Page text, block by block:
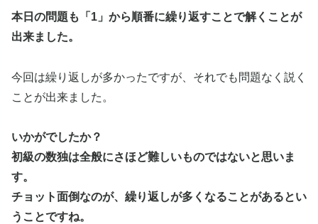
本日の問題も「1」から順番に繰り返すことで解くことが
出来ました。
今回は繰り返しが多かったですが、それでも問題なく説く
ことが出来ました。
いかがでしたか？
初級の数独は全般にさほど難しいものではないと思いま
す。
チョット面倒なのが、繰り返しが多くなることがあるとい
うことですね。